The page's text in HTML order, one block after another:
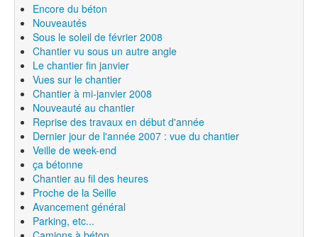
Encore du béton
Nouveautés
Sous le soleil de février 2008
Chantier vu sous un autre angle
Le chantier fin janvier
Vues sur le chantier
Chantier à mi-janvier 2008
Nouveauté au chantier
Reprise des travaux en début d'année
Dernier jour de l'année 2007 : vue du chantier
Veille de week-end
ça bétonne
Chantier au fil des heures
Proche de la Seille
Avancement général
Parking, etc...